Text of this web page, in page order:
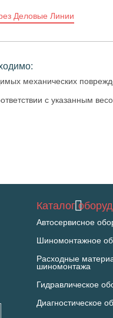
Деловые Линии
механических
с указанным
Каталог
Автосервисное
Шиномонтажное
Расходные
шиномонтажа
Гидравлическое
Диагностическое